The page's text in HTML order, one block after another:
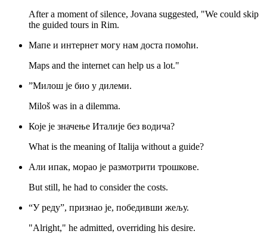
After a moment of silence, Jovana suggested, "We could skip
the guided tours in Rim.
Мапе и интернет могу нам доста помоћи.
Maps and the internet can help us a lot."
”Милош је био у дилеми.
Miloš was in a dilemma.
Које је значење Италије без водича?
What is the meaning of Italija without a guide?
Али ипак, морао је размотрити трошкове.
But still, he had to consider the costs.
“У реду”, признао је, победивши жељу.
"Alright," he admitted, overriding his desire.